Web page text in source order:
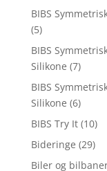
BIBS
(5)
BIBS
Silikone (7)
BIBS
Silikone (6)
BIBS Try It (10)
Bideringe (29)
Biler og